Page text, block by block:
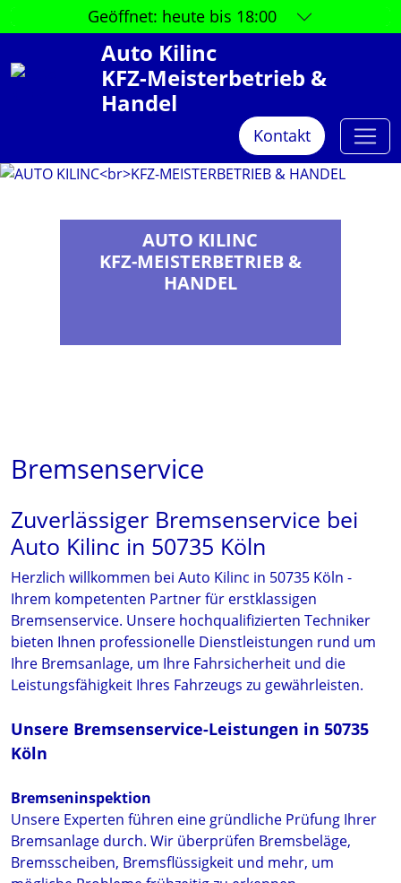
Geöffnet: heute bis 18:00
Auto Kilinc
KFZ-Meisterbetrieb &
Handel
Kontakt
AUTO KILINC
KFZ-MEISTERBETRIEB &
HANDEL
Bremsenservice
Zuverlässiger Bremsenservice bei
Auto Kilinc in 50735 Köln
Herzlich willkommen bei Auto Kilinc in 50735 Köln -
Ihrem kompetenten Partner für erstklassigen
Bremsenservice. Unsere hochqualifizierten Techniker
bieten Ihnen professionelle Dienstleistungen rund um
Ihre Bremsanlage, um Ihre Fahrsicherheit und die
Leistungsfähigkeit Ihres Fahrzeugs zu gewährleisten.
Unsere Bremsenservice-Leistungen in 50735
Köln
Bremseninspektion
Unsere Experten führen eine gründliche Prüfung Ihrer
Bremsanlage durch. Wir überprüfen Bremsbeläge,
Bremsscheiben, Bremsflüssigkeit und mehr, um